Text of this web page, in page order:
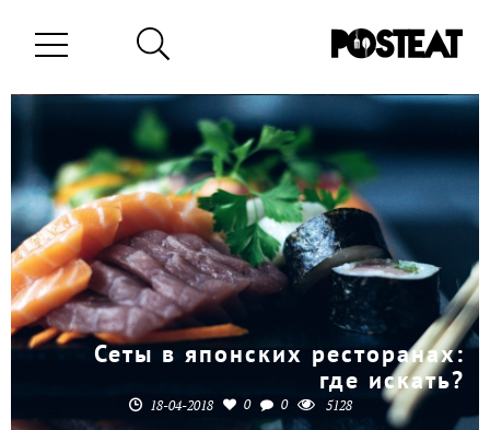
Сеты в японских ресторанах:
где искать?
18-04-2018 0 0 5128